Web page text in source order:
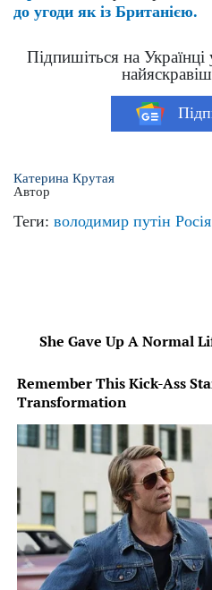
до угоди як із Британією.
Підпишіться на
Катерина Крутая
Автор
Теги: володимир путін Росія